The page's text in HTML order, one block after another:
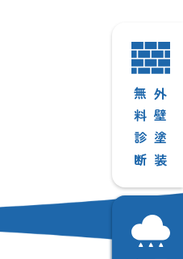
外壁塗装
無料診断